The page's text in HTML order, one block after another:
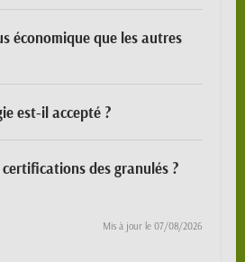
économique que les autres
est-il accepté ?
des granulés ?
Mis à jour le 07/08/2026